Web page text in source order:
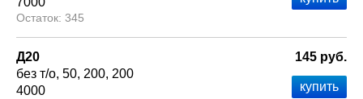
345
Д20
без т/о 50 200 200
4000
145 руб.